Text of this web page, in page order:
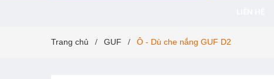
Trang chủ / GUF / Ô - Dù che nắng GUF D2